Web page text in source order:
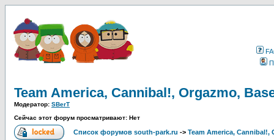
Team America, Cannibal!, Orgazmo,
Модератор: SBerT
Сейчас этот форум просматривают: Нет
Список форумов south-park.ru -> Team America, Cannibal!,